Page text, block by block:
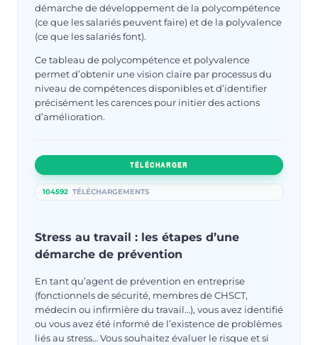
démarche de développement de la polycompétence
(ce que les salariés peuvent faire) et de la polyvalence
(ce que les salariés font).
Ce tableau de polycompétence et polyvalence
permet d’obtenir une vision claire par processus du
niveau de compétences disponibles et d’identifier
précisément les carences pour initier des actions
d’amélioration.
TÉLÉCHARGER
104592 TÉLÉCHARGEMENTS
Stress au travail : les étapes d’une
démarche de prévention
En tant qu’agent de prévention en entreprise
(fonctionnels de sécurité, membres de CHSCT,
médecin ou infirmière du travail…), vous avez identifié
ou vous avez été informé de l’existence de problèmes
liés au stress… Vous souhaitez évaluer le risque et si